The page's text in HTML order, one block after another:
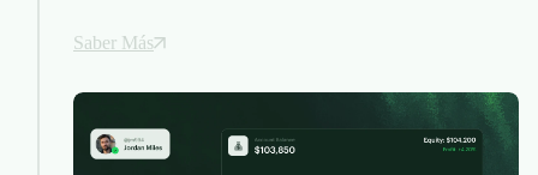
Saber Más